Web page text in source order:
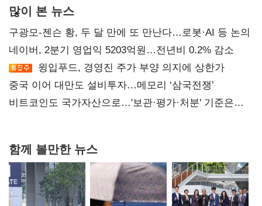
많이 본 뉴스
구광모-젠슨 황, 두 달 만에 또 만난다…로봇·AI 등 논의
네이버, 2분기 영업익 5203억원…전년비 0.2% 감소
윙입푸드, 경영진 주가 부양 의지에 상한가
중국 이어 대만도 설비투자…메모리 ‘삼국전쟁’
비트코인도 국가자산으로…'보관·평가·처분' 기준은
함께 볼만한 뉴스